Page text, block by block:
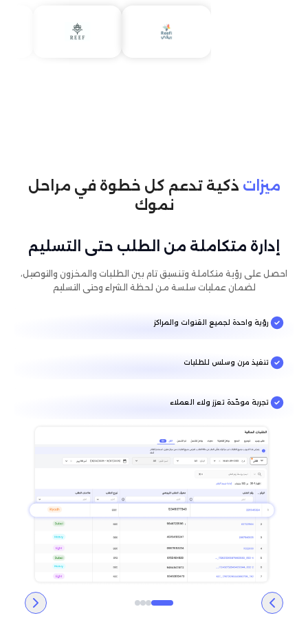
ميزات ذكية تدعم كل خطوة في مراحل
نموك
إدارة متكاملة من الطلب حتى التسليم
احصل على رؤية متكاملة وتنسيق تام بين الطلبات والمخزون والتوصيل،
لضمان عمليات سلسة من لحظة الشراء وحتى التسليم
رؤية واحدة لجميع القنوات والمراكز
تنفيذ مرن وسلس للطلبات
تجربة موحّدة تعزز ولاء العملاء